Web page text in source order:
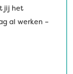
jij het
al werken –